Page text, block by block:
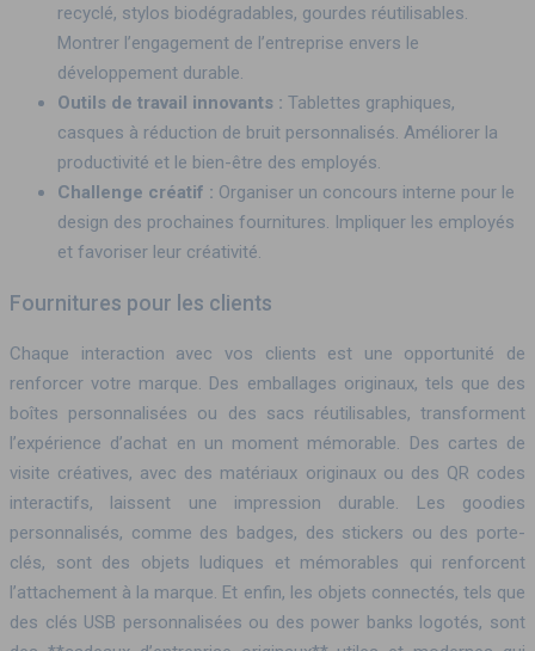
recyclé, stylos biodégradables, gourdes réutilisables.
Montrer l’engagement de l’entreprise envers le
développement durable.
Outils de travail innovants : Tablettes graphiques,
casques à réduction de bruit personnalisés. Améliorer la
productivité et le bien-être des employés.
Challenge créatif : Organiser un concours interne pour le
design des prochaines fournitures. Impliquer les employés
et favoriser leur créativité.
Fournitures pour les clients
Chaque interaction avec vos clients est une opportunité de
renforcer votre marque. Des emballages originaux, tels que des
boîtes personnalisées ou des sacs réutilisables, transforment
l’expérience d’achat en un moment mémorable. Des cartes de
visite créatives, avec des matériaux originaux ou des QR codes
interactifs, laissent une impression durable. Les goodies
personnalisés, comme des badges, des stickers ou des porte-
clés, sont des objets ludiques et mémorables qui renforcent
l’attachement à la marque. Et enfin, les objets connectés, tels que
des clés USB personnalisées ou des power banks logotés, sont